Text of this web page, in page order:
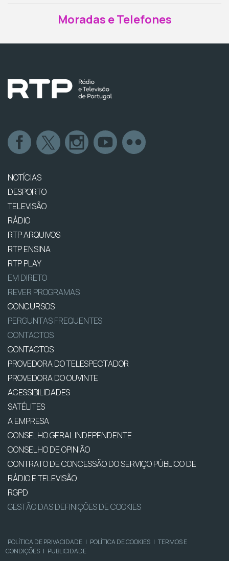
Moradas e Telefones
NOTÍCIAS
DESPORTO
TELEVISÃO
RÁDIO
RTP ARQUIVOS
RTP ENSINA
RTP PLAY
EM DIRETO
REVER PROGRAMAS
CONCURSOS
PERGUNTAS FREQUENTES
CONTACTOS
CONTACTOS
PROVEDORA DO TELESPECTADOR
PROVEDORA DO OUVINTE
ACESSIBILIDADES
SATÉLITES
A EMPRESA
CONSELHO GERAL INDEPENDENTE
CONSELHO DE OPINIÃO
CONTRATO DE CONCESSÃO DO SERVIÇO PÚBLICO DE
RÁDIO E TELEVISÃO
RGPD
GESTÃO DAS DEFINIÇÕES DE COOKIES
POLÍTICA DE PRIVACIDADE | POLÍTICA DE COOKIES | TERMOS E
CONDIÇÕES | PUBLICIDADE